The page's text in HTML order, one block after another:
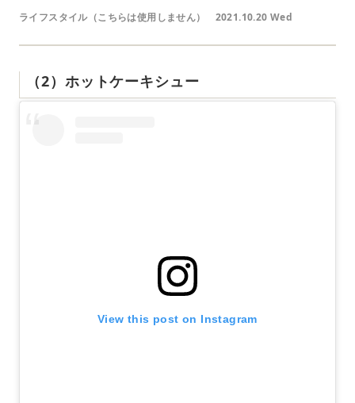
ライフスタイル（こちらは使用しません） 2021.10.20 Wed
（2）ホットケーキシュー
View this post on Instagram